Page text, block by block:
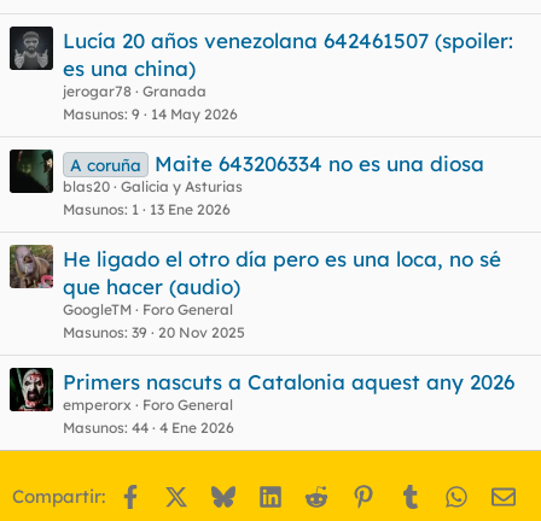
Lucía 20 años venezolana 642461507 (spoiler:
es una china)
jerogar78 Granada
Masunos 9 14 May 2026
A coruña Maite 643206334 no es una diosa
blas20 Galicia y Asturias
Masunos 1 13 Ene 2026
He ligado el otro día pero es una loca, no sé
que hacer (audio)
GoogleTM
Foro General
Masunos 39 20 Nov 2025
Primers nascuts a Catalonia aquest any 2026
emperorx
Foro General
Masunos 44 4 Ene 2026
Compartir: Facebook BlueskyLinkedIn
Reddit Pinterest
Tumblr